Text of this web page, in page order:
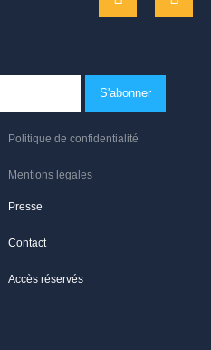
Politique de confidentialité
Mentions légales
Presse
Contact
Accès réservés
S'abonner